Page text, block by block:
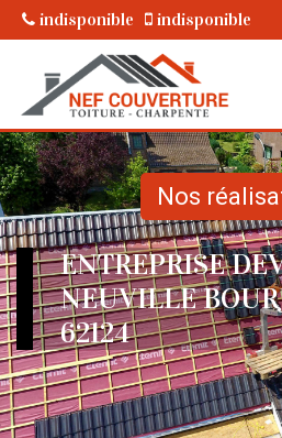
indisponible indisponible
Nos
ENTREPRISE
NEUVILLE
62124